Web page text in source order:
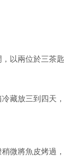
以兩位於三茶
藏放三到四天，
微將魚皮烤過